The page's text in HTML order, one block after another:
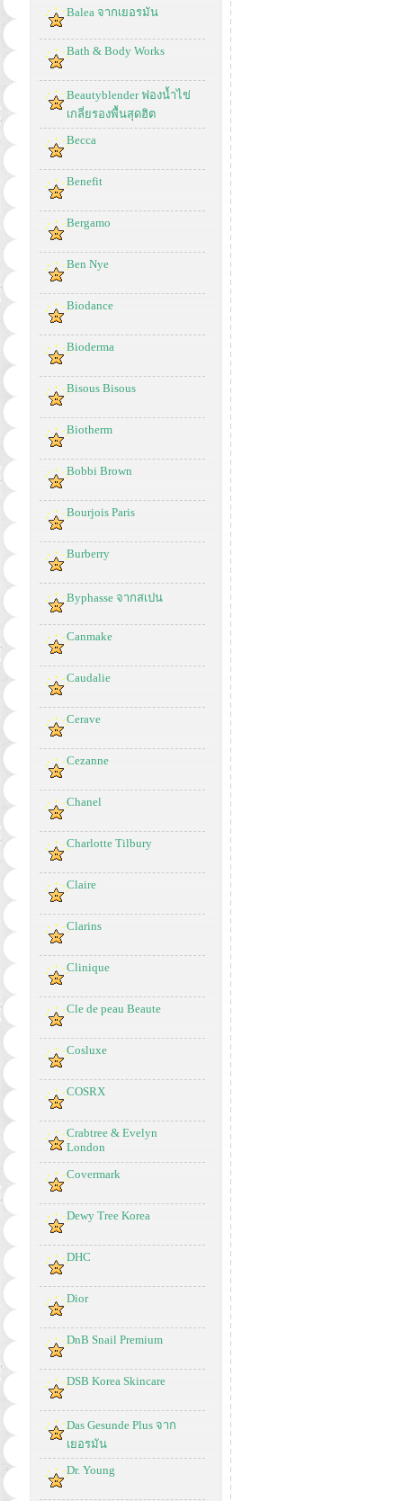
Balea จากเยอรมัน
Bath & Body Works
Beautyblender ฟองน้ำไข่
เกลี่ยรองพื้นสุดฮิต
Becca
Benefit
Bergamo
Ben Nye
Biodance
Bioderma
Bisous Bisous
Biotherm
Bobbi Brown
Bourjois Paris
Burberry
Byphasse จากสเปน
Canmake
Caudalie
Cerave
Cezanne
Chanel
Charlotte Tilbury
Claire
Clarins
Clinique
Cle de peau Beaute
Cosluxe
COSRX
Crabtree & Evelyn
London
Covermark
Dewy Tree Korea
DHC
Dior
DnB Snail Premium
DSB Korea Skincare
Das Gesunde Plus จาก
เยอรมัน
Dr. Young